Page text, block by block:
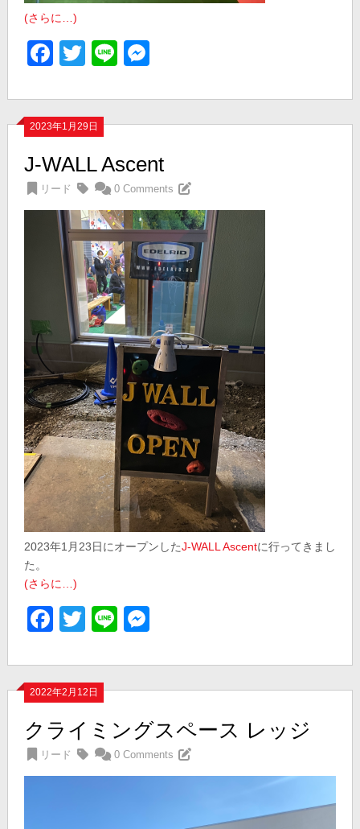
(さらに…)
Facebook
Twitter
Line
2023年1月29日
J-WALL Ascent
リード 0 Comments
2023年1月23日にオープンしたJ-WALL Ascentに行ってきまし
た。
(さらに…)
Facebook
Twitter
Line
2022年2月12日
クライミングスペース レッジ
リード 0 Comments